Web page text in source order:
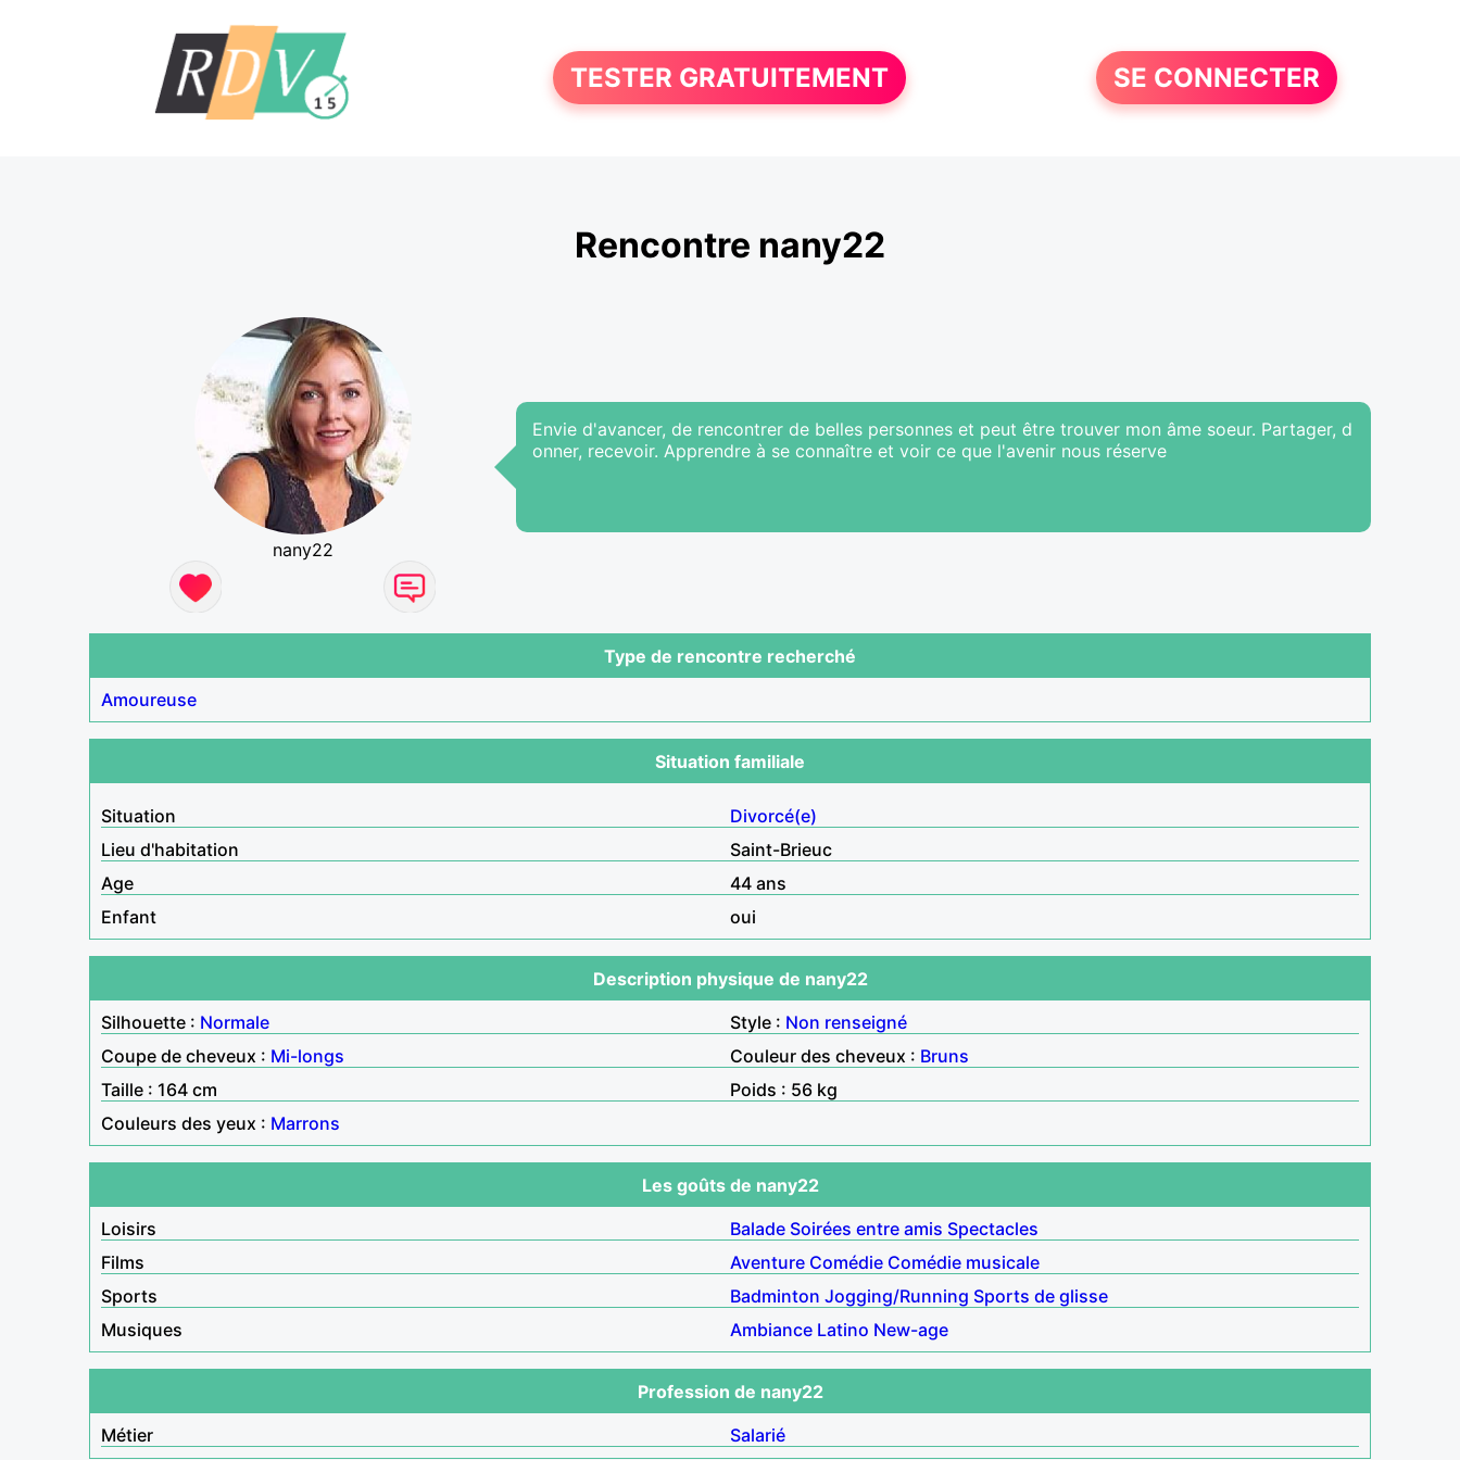
TESTER GRATUITEMENT SE CONNECTER
Rencontre nany22
nany22
Envie d'avancer, de rencontrer de belles personnes et peut être trouver mon âme soeur. Partager, d
onner, recevoir. Apprendre à se connaître et voir ce que l'avenir nous réserve
Type de rencontre recherché
Amoureuse
Situation familiale
Situation
Divorcé(e)
Lieu d'habitation
Saint-Brieuc
Age
44 ans
Enfant
oui
Description physique de nany22
Silhouette : Normale Style : Non renseigné
Coupe de cheveux : Mi-longs Couleur des cheveux : Bruns
Taille : 164 cm
Poids : 56 kg
Couleurs des yeux : Marrons
Les goûts de nany22
Loisirs
Balade Soirées entre amis Spectacles
Films
Aventure Comédie Comédie musicale
Sports
Badminton Jogging/Running Sports de glisse
Musiques
Ambiance Latino New-age
Profession de nany22
Métier
Salarié